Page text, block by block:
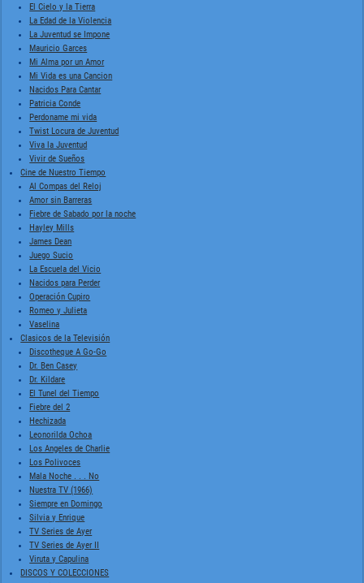
El Cielo y la Tierra
La Edad de la Violencia
La Juventud se Impone
Mauricio Garces
Mi Alma por un Amor
Mi Vida es una Cancion
Nacidos Para Cantar
Patricia Conde
Perdoname mi vida
Twist Locura de Juventud
Viva la Juventud
Vivir de Sueños
Cine de Nuestro Tiempo
Al Compas del Reloj
Amor sin Barreras
Fiebre de Sabado por la noche
Hayley Mills
James Dean
Juego Sucio
La Escuela del Vicio
Nacidos para Perder
Operación Cupiro
Romeo y Julieta
Vaselina
Clasicos de la Televisión
Discotheque A Go-Go
Dr. Ben Casey
Dr. Kildare
El Tunel del Tiempo
Fiebre del 2
Hechizada
Leonorilda Ochoa
Los Angeles de Charlie
Los Polivoces
Mala Noche . . . No
Nuestra TV (1966)
Siempre en Domingo
Silvia y Enrique
TV Series de Ayer
TV Series de Ayer II
Viruta y Capulina
DISCOS Y COLECCIONES